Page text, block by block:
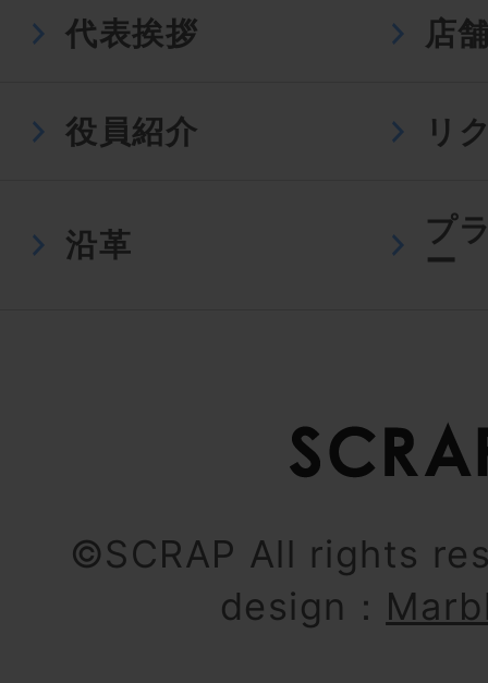
代表挨拶 店
役員紹介 リ
沿革
プ
ー
©SCRAP All rights
design：